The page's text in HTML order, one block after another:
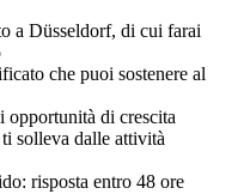
a Düsseldorf, di cui farai
che puoi sostenere al
opportunità di crescita
solleva dalle attività
risposta entro 48 ore